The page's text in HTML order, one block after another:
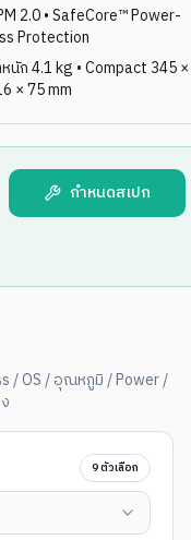
2.0 • SafeCore™ Power-
Protection
นัก 4.1 kg • Compact 345 ×
× 75 mm
กำหนดสเปก
/ OS / อุณหภูมิ / Power /
9ตัวเลือก